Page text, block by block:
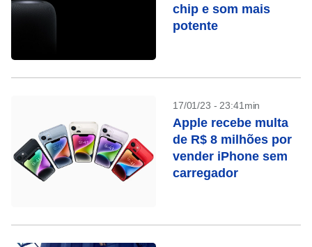
chip e som mais
potente
17/01/23 - 23:41min
Apple recebe multa
de R$ 8 milhões por
vender iPhone sem
carregador